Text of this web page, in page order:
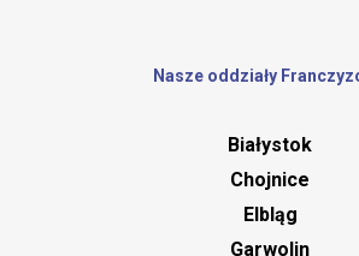
Nasze oddziały
Białystok
Chojnice
Elbląg
Garwolin